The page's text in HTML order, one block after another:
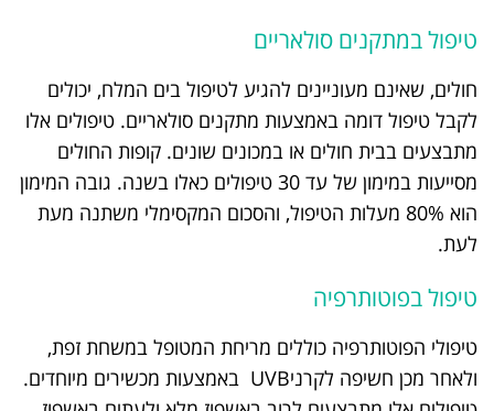
טיפול במתקנים סולאריים
חולים, שאינם מעוניינים להגיע לטיפול בים המלח, יכולים
לקבל טיפול דומה באמצעות מתקנים סולאריים. טיפולים אלו
מתבצעים בבית חולים או במכונים שונים. קופות החולים
מסייעות במימון של עד 30 טיפולים כאלו בשנה. גובה המימון
הוא 80% מעלות הטיפול, והסכום המקסימלי משתנה מעת
לעת.
טיפול בפוטותרפיה
טיפולי הפוטותרפיה כוללים מריחת המטופל במשחת זפת,
ולאחר מכן חשיפה לקרניUVB באמצעות מכשירים מיוחדים.